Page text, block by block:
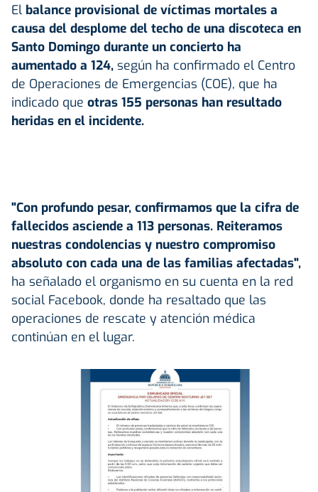
El balance provisional de víctimas mortales a
causa del desplome del techo de una discoteca en
Santo Domingo durante un concierto ha
aumentado a 124, según ha confirmado el Centro
de Operaciones de Emergencias (COE), que ha
indicado que otras 155 personas han resultado
heridas en el incidente.
"Con profundo pesar, confirmamos que la cifra de
fallecidos asciende a 113 personas. Reiteramos
nuestras condolencias y nuestro compromiso
absoluto con cada una de las familias afectadas",
ha señalado el organismo en su cuenta en la red
social Facebook, donde ha resaltado que las
operaciones de rescate y atención médica
continúan en el lugar.